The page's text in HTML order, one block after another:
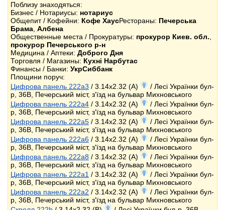
Поблизу знаходяться:
Бизнес / Нотариусы: нотариус
Общепит / Кофейни: Кофе ХаусРестораны: Печерська
Брама Албена
Общественные места / Прокуратуры: прокурор Киев. обл.
прокурор Печерського р-н
Медицина / Аптеки: Доброго Дня
Торговля / Магазины: Кухні Нарбутас
Финансы / Банки: УкрСиббанк
Площини поруч:
Цифрова панель 222a3 / 3.14x2.32 (A)
/ Лесі Українки бул-
р, 36В, Печерський міст, з'їзд на бульвар Михновського
Цифрова панель 222a4 / 3.14x2.32 (A)
/ Лесі Українки бул-
р, 36В, Печерський міст, з'їзд на бульвар Михновського
Цифрова панель 222a5 / 3.14x2.32 (A)
/ Лесі Українки бул-
р, 36В, Печерський міст, з'їзд на бульвар Михновського
Цифрова панель 222a6 / 3.14x2.32 (A)
/ Лесі Українки бул-
р, 36В, Печерський міст, з'їзд на бульвар Михновського
Цифрова панель 222a8 / 3.14x2.32 (A)
/ Лесі Українки бул-
р, 36В, Печерський міст, з'їзд на бульвар Михновського
Цифрова панель 222a1 / 3.14x2.32 (A)
/ Лесі Українки бул-
р, 36В, Печерський міст, з'їзд на бульвар Михновського
Цифрова панель 222a2 / 3.14x2.32 (A)
/ Лесі Українки бул-
р, 36В, Печерський міст, з'їзд на бульвар Михновського